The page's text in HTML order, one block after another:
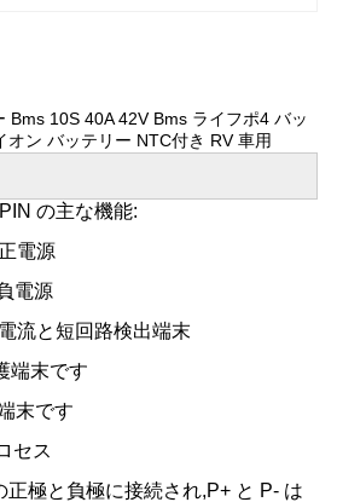
Bms 10S 40A 42V Bms ライフポ4 バッ
ン バッテリー NTC付き RV 車用
の主な機能:
電源
電源
流と短回路検出端末
端末です
末です
セス
正極と負極に接続され,P+ と P- は